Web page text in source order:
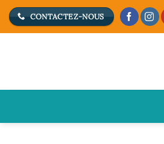
Passer
au
CONTACTEZ-NOUS